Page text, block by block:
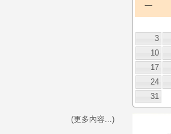
(更多內容...)
一
3
10
17
24
31